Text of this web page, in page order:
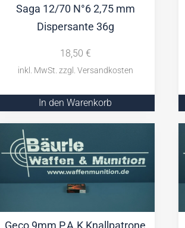
Saga 12/70 N°6 2,75 mm
Dispersante 36g
18,50 €
In den Warenkorb
Geco 9mm P.A.K Knallpatrone